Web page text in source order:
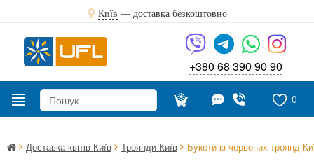
Київ — доставка безкоштовно
+380 68 390 90 90
0
Доставка квітів Київ Троянди Київ Букети із червоних троянд